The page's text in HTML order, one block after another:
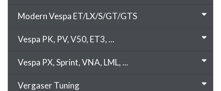
Modern Vespa ET/LX/S/GT/GTS
Vespa PK, PV, V50, ET3, ...
Vespa PX, Sprint, VNA, LML, ...
Vergaser Tuning